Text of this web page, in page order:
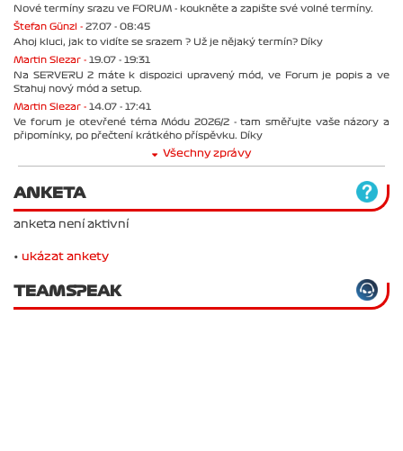
Nové termíny srazu ve FORUM - koukněte a zapište své volné termíny.
Štefan Günzl - 27.07 - 08:45
Ahoj kluci, jak to vidíte se srazem ? Už je nějaký termín? Díky
Martin Slezar - 19.07 - 19:31
Na SERVERU 2 máte k dispozici upravený mód, ve Forum je popis a ve
Stahuj nový mód a setup.
Martin Slezar - 14.07 - 17:41
Ve forum je otevřené téma Módu 2026/2 - tam směřujte vaše názory a
připomínky, po přečtení krátkého příspěvku. Díky
Všechny zprávy
ANKETA
anketa není aktivní
• ukázat ankety
TEAMSPEAK